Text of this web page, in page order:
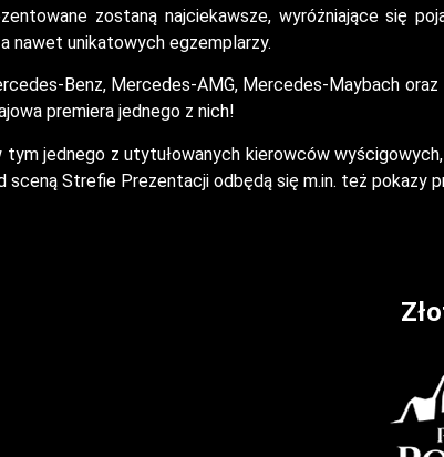
zostaną najciekawsze, wyróżniające się
nawet unikatowych egzemplarzy.
Benz, Mercedes-AMG, Mercedes-Maybach
premiera jednego z nich!
jednego z utytułowanych kierowców
Strefie Prezentacji odbędą się m.in. też pokazy